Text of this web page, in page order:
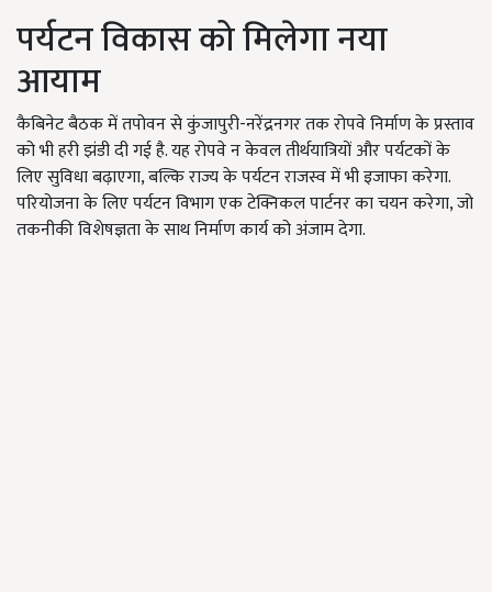
पर्यटन विकास को मिलेगा नया
आयाम
कैबिनेट बैठक में तपोवन से कुंजापुरी-नरेंद्रनगर तक रोपवे निर्माण के प्रस्ताव
को भी हरी झंडी दी गई है. यह रोपवे न केवल तीर्थयात्रियों और पर्यटकों के
लिए सुविधा बढ़ाएगा, बल्कि राज्य के पर्यटन राजस्व में भी इजाफा करेगा.
परियोजना के लिए पर्यटन विभाग एक टेक्निकल पार्टनर का चयन करेगा, जो
तकनीकी विशेषज्ञता के साथ निर्माण कार्य को अंजाम देगा.